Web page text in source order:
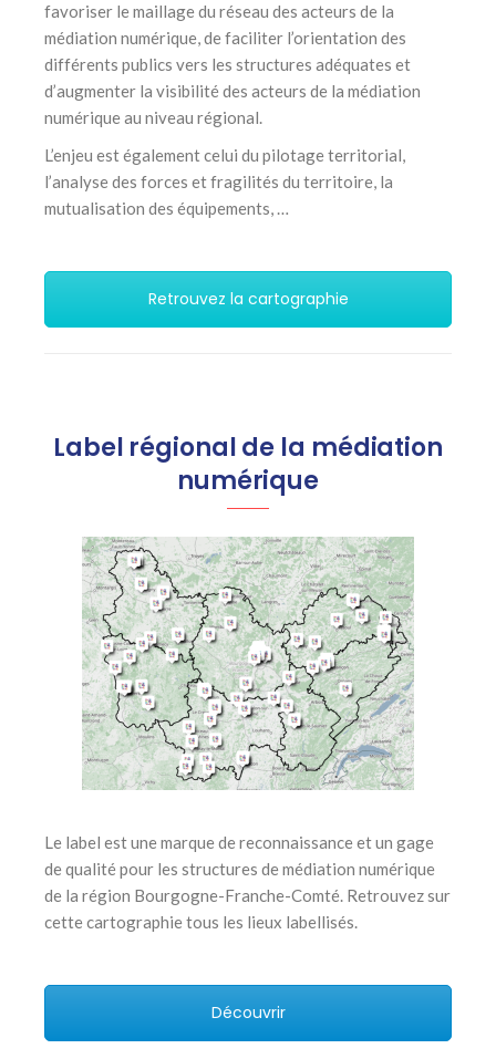
favoriser le maillage du réseau des acteurs de la
médiation numérique, de faciliter l’orientation des
différents publics vers les structures adéquates et
d’augmenter la visibilité des acteurs de la médiation
numérique au niveau régional.
L’enjeu est également celui du pilotage territorial,
l’analyse des forces et fragilités du territoire, la
mutualisation des équipements, …
Retrouvez la cartographie
Label régional de la médiation
numérique
Le label est une marque de reconnaissance et un gage
de qualité pour les structures de médiation numérique
de la région Bourgogne-Franche-Comté. Retrouvez sur
cette cartographie tous les lieux labellisés.
Découvrir